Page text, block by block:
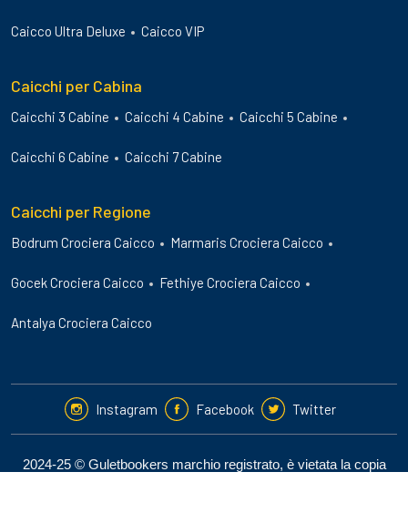
Caicco Ultra Deluxe Caicco VIP
Caicchi per Cabina
Caicchi 3 Cabine Caicchi 4 Cabine Caicchi 5 Cabine
Caicchi 6 Cabine Caicchi 7 Cabine
Caicchi per Regione
Bodrum Crociera Caicco Marmaris Crociera Caicco
Gocek Crociera Caicco Fethiye Crociera Caicco
Antalya Crociera Caicco
Instagram Facebook Twitter
2024-25 © Guletbookers marchio registrato, è vietata la copia